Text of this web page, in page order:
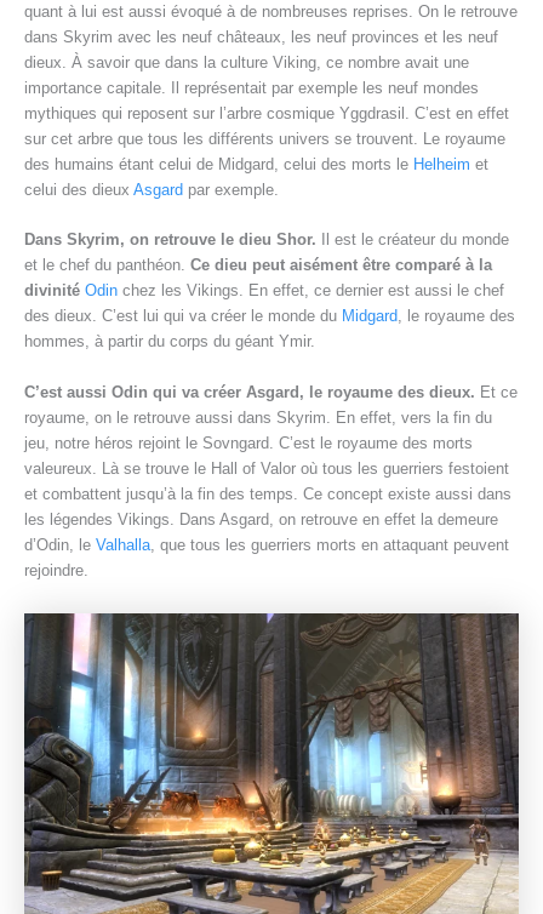
quant à lui est aussi évoqué à de nombreuses reprises. On le retrouve
dans Skyrim avec les neuf châteaux, les neuf provinces et les neuf
dieux. À savoir que dans la culture Viking, ce nombre avait une
importance capitale. Il représentait par exemple les neuf mondes
mythiques qui reposent sur l’arbre cosmique Yggdrasil. C’est en effet
sur cet arbre que tous les différents univers se trouvent. Le royaume
des humains étant celui de Midgard, celui des morts le Helheim et
celui des dieux Asgard par exemple.
Dans Skyrim, on retrouve le dieu Shor. Il est le créateur du monde
et le chef du panthéon. Ce dieu peut aisément être comparé à la
divinité Odin chez les Vikings. En effet, ce dernier est aussi le chef
des dieux. C’est lui qui va créer le monde du Midgard, le royaume des
hommes, à partir du corps du géant Ymir.
C’est aussi Odin qui va créer Asgard, le royaume des dieux. Et ce
royaume, on le retrouve aussi dans Skyrim. En effet, vers la fin du
jeu, notre héros rejoint le Sovngard. C’est le royaume des morts
valeureux. Là se trouve le Hall of Valor où tous les guerriers festoient
et combattent jusqu’à la fin des temps. Ce concept existe aussi dans
les légendes Vikings. Dans Asgard, on retrouve en effet la demeure
d’Odin, le Valhalla , que tous les guerriers morts en attaquant peuvent
rejoindre.